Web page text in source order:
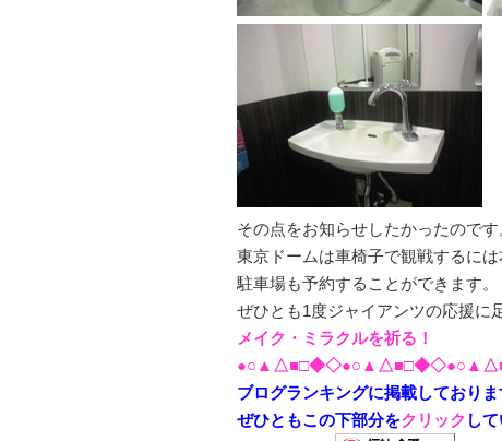
その点をお知らせしたかったのです
東京ドームは車椅子で観戦するには
駐車場も予約することができます。
ぜひとも1度ジャイアンツの応援に
メイク・ミラクルを祈る！
ブログランキングに掲載しておりま
ぜひともこの下部分をクリック し